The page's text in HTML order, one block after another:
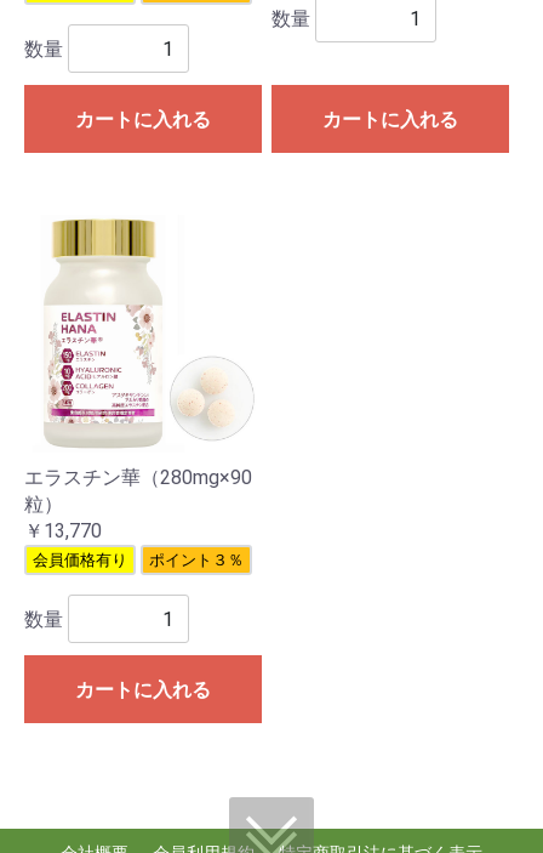
数量
カートに入れる
数量
カートに入れる
エラスチン華（280mg×90
粒）
￥13,770
会員価格有り ポイント３％
数量
カートに入れる